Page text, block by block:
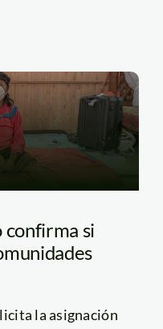
confirma si
la asignación